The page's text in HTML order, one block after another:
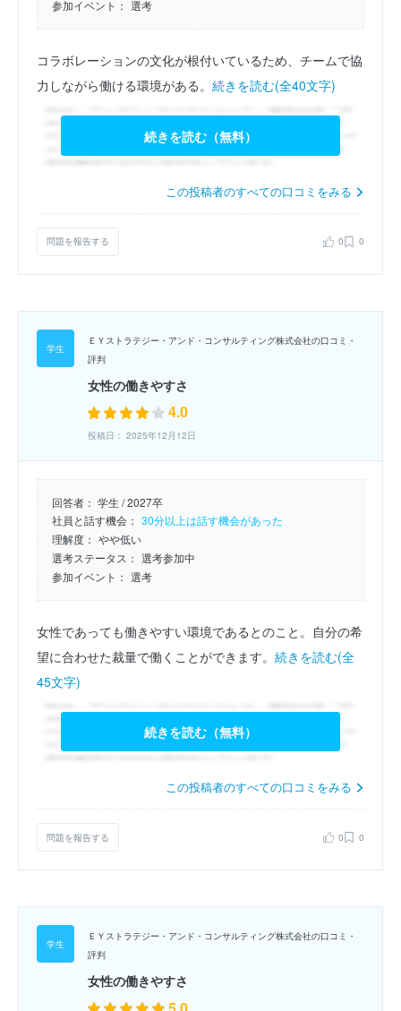
参加イベント： 選考
コラボレーションの文化が根付いているため、チームで協
力しながら働ける環境がある。 続きを読む(全40文字)
続きを読む（無料）
この投稿者のすべての口コミをみる
問題を報告する 0 0
ＥＹストラテジー・アンド・コンサルティング株式会社の口コミ・
評判
女性の働きやすさ
4.0
投稿日： 2025年12月12日
回答者： 学生 / 2027卒
社員と話す機会： 30分以上は話す機会があった
理解度： やや低い
選考ステータス： 選考参加中
参加イベント： 選考
女性であっても働きやすい環境であるとのこと。自分の希
望に合わせた裁量で働くことができます。 続きを読む(全
45文字)
続きを読む（無料）
この投稿者のすべての口コミをみる
問題を報告する 0 0
ＥＹストラテジー・アンド・コンサルティング株式会社の口コミ・
評判
女性の働きやすさ